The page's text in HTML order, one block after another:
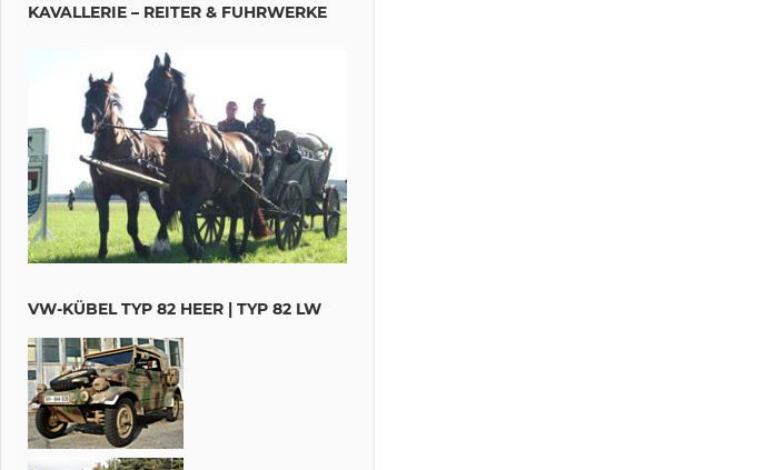
KAVALLERIE – REITER & FUHRWERKE
VW-KÜBEL TYP 82 HEER | TYP 82 LW